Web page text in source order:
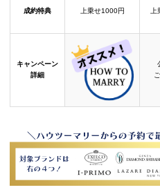
成約特典 上乗せ1000円
キャンペーン
詳細